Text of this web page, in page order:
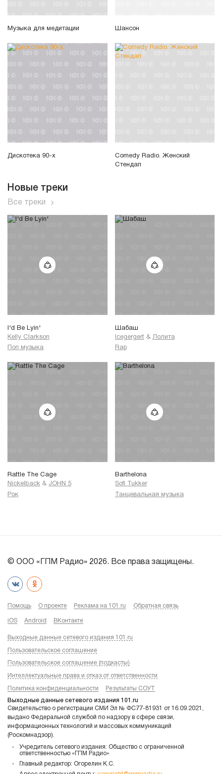
Музыка для медитации Шансон
Дискотека 90-х
Comedy Radio. Женский
Стендап
Новые треки
Все треки
I'd Be Lyin'
Kelly Clarkson
Поп музыка
Шабаш
Icegergert & Лолита
Rap
Rattle The Cage
Nickelback & JOHN 5
Рок
Barthelona
Sofi Tukker
Танцевальная музыка
© ООО «ГПМ Радио» 2026. Все права защищены.
Помощь О проекте Реклама на 101.ru Обратная связь
iOS Android ВКонтакте
Выходные данные сетевого издания 101.ru
Пользовательское соглашение
Пользовательское соглашение (подкасты)
Интеллектуальные права и отказ от ответственности
Политика конфиденциальности Результаты СОУТ
Выходные данные сетевого издания 101.ru
Свидетельство о регистрации СМИ Эл № ФС77-81931 от 16.09.2021,
выдано Федеральной службой по надзору в сфере связи,
информационных технологий и массовых коммуникаций
(Роскомнадзор).
Учредитель сетевого издания: Общество с ограниченной
ответственностью «ГПМ Радио»
Главный редактор: Огорелин К.С.